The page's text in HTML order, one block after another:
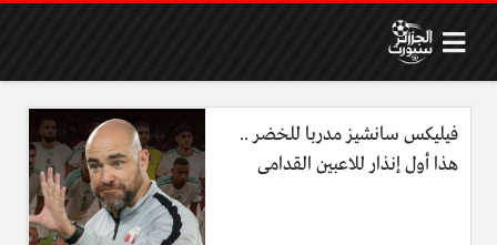
فيليكس سانشيز مدربا للخضر ..
هذا أول إنذار للاعبين القدامى